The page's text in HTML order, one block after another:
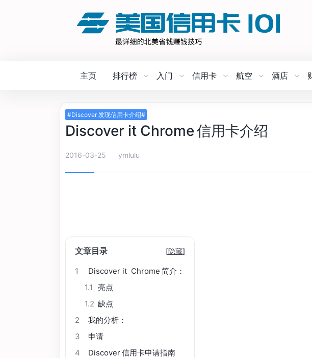
主页 排行榜 入门 信用卡 航空 酒店
#Discover 发现信用卡介绍#
Discover it Chrome 信用卡介绍
2016-03-25 ymlulu
文章目录 [隐藏]
1
Discover it Chrome 简介：
1.1
亮点
1.2 缺点
2
我的分析：
3
申请
4
Discover 信用卡申请指南